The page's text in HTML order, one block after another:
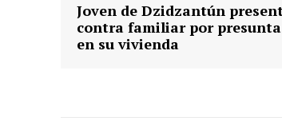
Joven de Dzidzantún
contra familiar por
en su vivienda